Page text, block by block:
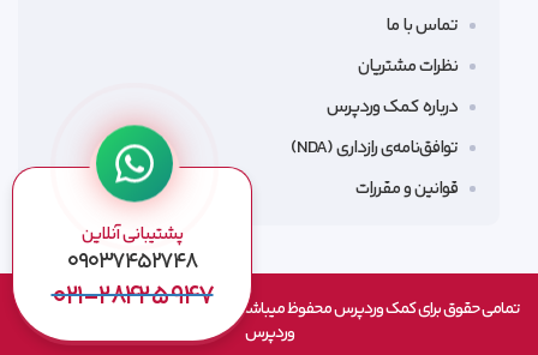
تماس با ما
نظرات مشتریان
درباره کمک وردپرس
توافق‌نامه‌ی رازداری (NDA)
قوانین و مقررات
تمامی حقوق برای کمک وردپرس محفوظ میباشد طراحی شده بصورت بومی توسط کمک
وردپرس
پشتیبانی آنلاین
۰۹۰۳۷۴۵۲۷۴۸
۰۲۱-۲۸۴۲۵۹۴۷